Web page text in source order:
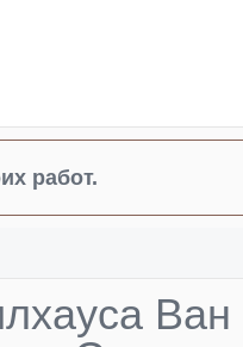
работ.
Ван